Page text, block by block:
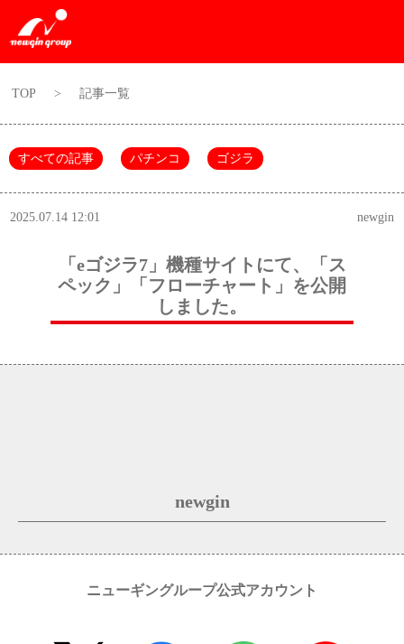
TOP > 記事一覧
すべての記事 パチンコ ゴジラ
2025.07.14 12:01 newgin
「eゴジラ7」機種サイトにて、「ス
ペック」「フローチャート」を公開
しました。
newgin
ニューギングループ公式アカウント